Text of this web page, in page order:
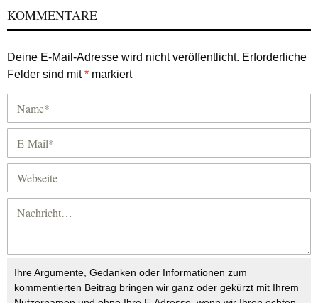
KOMMENTARE
Deine E-Mail-Adresse wird nicht veröffentlicht. Erforderliche
Felder sind mit* markiert
Ihre Argumente, Gedanken oder Informationen zum
kommentierten Beitrag bringen wir ganz oder gekürzt mit Ihrem